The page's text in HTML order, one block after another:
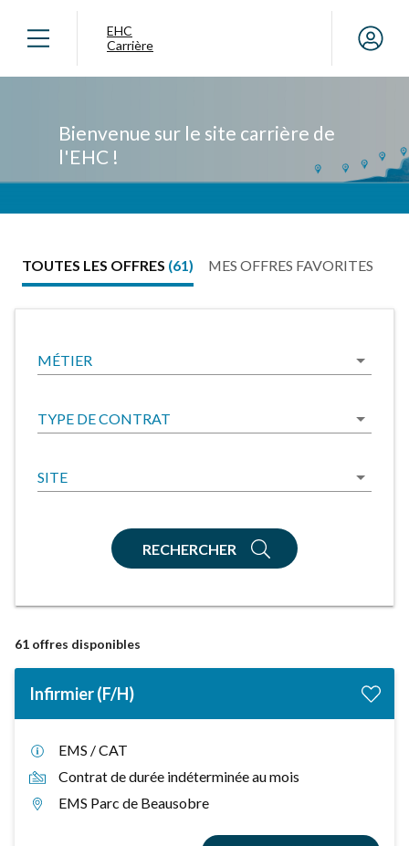
EHC
Carrière
Bienvenue sur le site carrière de
l'EHC !
TOUTES LES OFFRES (61) MES OFFRES FAVORITES
MÉTIER
TYPE DE CONTRAT
SITE
RECHERCHER
61 offres disponibles
Infirmier (F/H)
EMS / CAT
Contrat de durée indéterminée au mois
EMS Parc de Beausobre